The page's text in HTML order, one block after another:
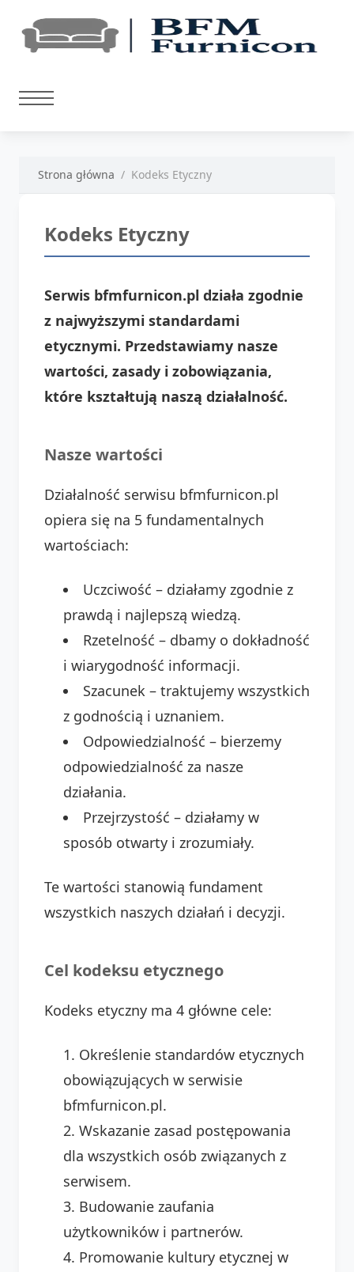
Strona główna Kodeks Etyczny
Kodeks Etyczny
Serwis bfmfurnicon.pl działa zgodnie
z najwyższymi standardami
etycznymi. Przedstawiamy nasze
wartości, zasady i zobowiązania,
które kształtują naszą działalność.
Nasze wartości
Działalność serwisu bfmfurnicon.pl
opiera się na 5 fundamentalnych
wartościach:
Uczciwość – działamy zgodnie z
prawdą i najlepszą wiedzą.
Rzetelność – dbamy o dokładność
i wiarygodność informacji.
Szacunek – traktujemy wszystkich
z godnością i uznaniem.
Odpowiedzialność – bierzemy
odpowiedzialność za nasze
działania.
Przejrzystość – działamy w
sposób otwarty i zrozumiały.
Te wartości stanowią fundament
wszystkich naszych działań i decyzji.
Cel kodeksu etycznego
Kodeks etyczny ma 4 główne cele:
Określenie standardów etycznych
obowiązujących w serwisie
bfmfurnicon.pl.
Wskazanie zasad postępowania
dla wszystkich osób związanych z
serwisem.
Budowanie zaufania
użytkowników i partnerów.
Promowanie kultury etycznej w